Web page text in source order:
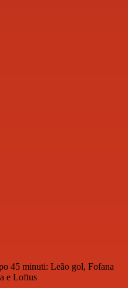
45 minuti: Leão gol, Fofana
e Loftus